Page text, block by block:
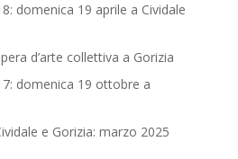
domenica 19 aprile a Cividale
d’arte collettiva a Gorizia
domenica 19 ottobre a
e Gorizia: marzo 2025